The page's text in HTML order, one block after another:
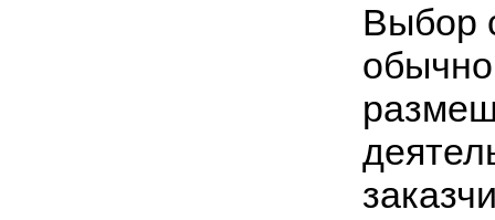
Выбор
обычно